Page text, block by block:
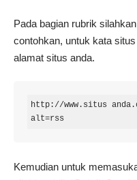
Pada bagian rubrik
contohkan, untuk kata
alamat situs anda.
http://www.situs
alt=rss
Kemudian untuk